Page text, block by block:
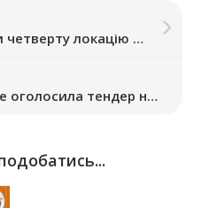
У Запоріжжі відкрили четверту локацію Boogie Pizza & Shawa
«Мотор Січ» вдруге оголосила тендер на пошук керівника